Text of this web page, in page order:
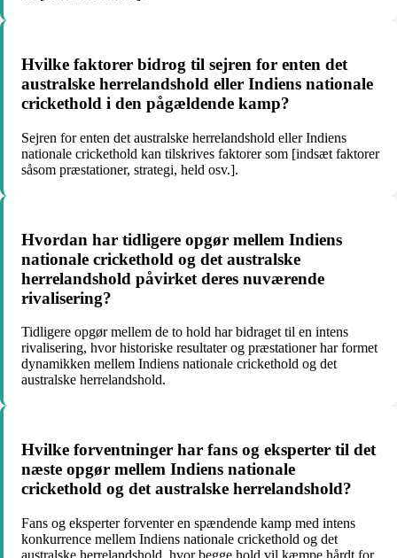
Hvilke faktorer bidrog til sejren for enten det
australske herrelandshold eller Indiens nationale
crickethold i den pågældende kamp?
Sejren for enten det australske herrelandshold eller Indiens
nationale crickethold kan tilskrives faktorer som [indsæt faktorer
såsom præstationer, strategi, held osv.].
Hvordan har tidligere opgør mellem Indiens
nationale crickethold og det australske
herrelandshold påvirket deres nuværende
rivalisering?
Tidligere opgør mellem de to hold har bidraget til en intens
rivalisering, hvor historiske resultater og præstationer har formet
dynamikken mellem Indiens nationale crickethold og det
australske herrelandshold.
Hvilke forventninger har fans og eksperter til det
næste opgør mellem Indiens nationale
crickethold og det australske herrelandshold?
Fans og eksperter forventer en spændende kamp med intens
konkurrence mellem Indiens nationale crickethold og det
australske herrelandshold, hvor begge hold vil kæmpe hårdt for